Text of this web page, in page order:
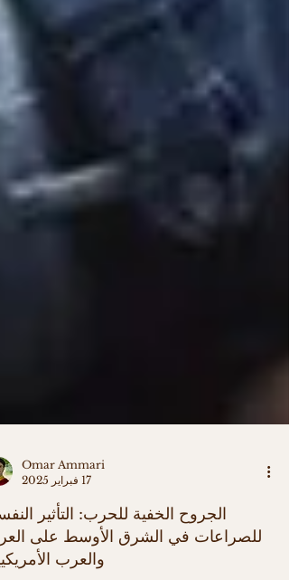
Omar Ammari
17 فبراير 2025
الجروح الخفية للحرب: التأثير
للصراعات في الشرق الأوسط على